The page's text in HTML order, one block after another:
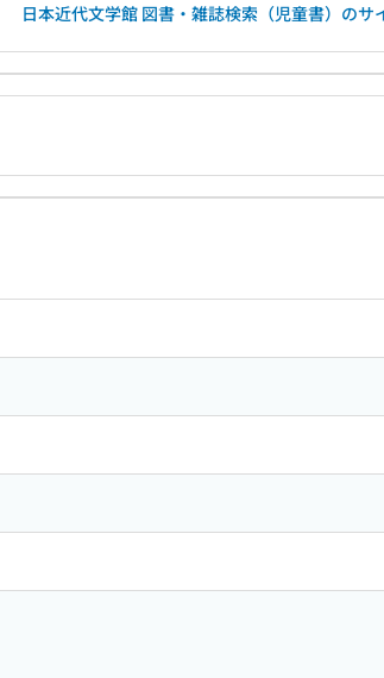
日本近代文学館 図書・雑誌検索（児童書）のサ